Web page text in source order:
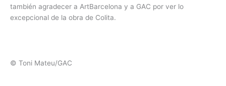
también agradecer a ArtBarcelona y a GAC por ver lo
excepcional de la obra de Colita.
© Toni Mateu/GAC